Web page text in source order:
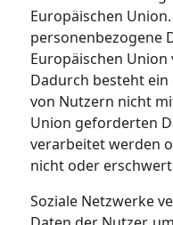
Europäischen
personenbezogene
Europäischen Union
Dadurch besteht ein
von Nutzern nicht
Union geforderten
verarbeitet werden
nicht oder
Soziale Netzwerke